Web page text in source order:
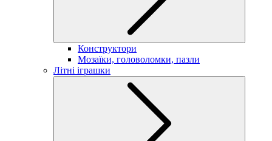
Конструктори
Мозаїки, головоломки, пазли
Літні іграшки